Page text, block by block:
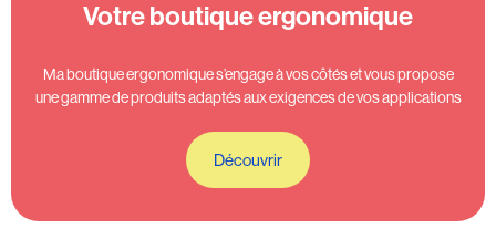
Votre boutique ergonomique
Ma boutique ergonomique s’engage à vos côtés et vous propose
une gamme de produits adaptés aux exigences de vos applications
Découvrir